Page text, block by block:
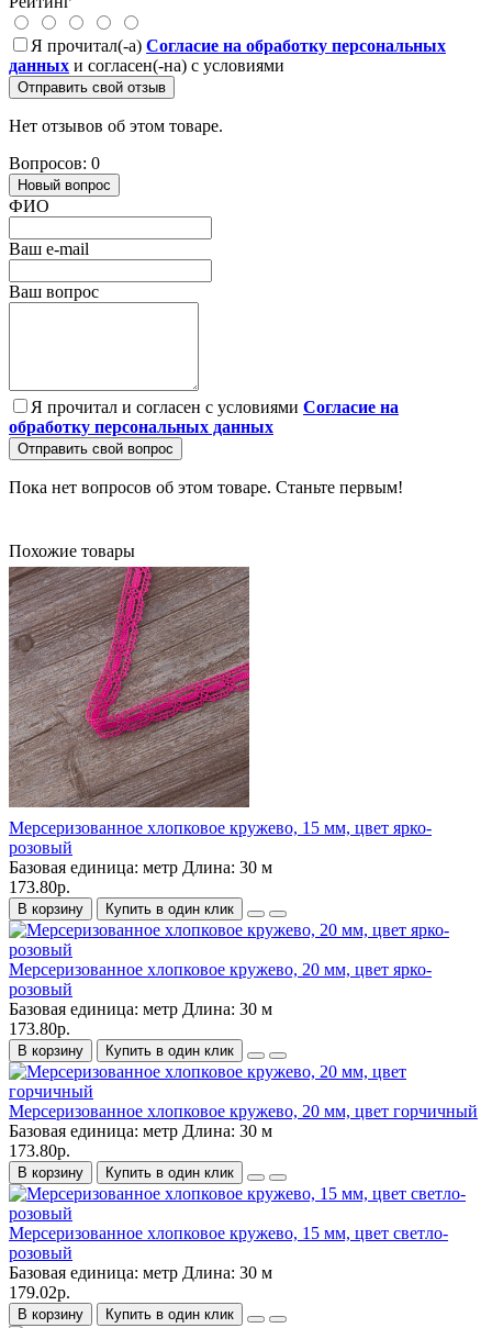
Я прочитал(-а) Согласие на обработку персональных
данных и согласен(-на) с условиями
Отправить свой отзыв
Нет отзывов об этом товаре.
Вопросов: 0
Новый вопрос
ФИО
Ваш e-mail
Ваш вопрос
Я прочитал и согласен с условиями Согласие на
обработку персональных данных
Отправить свой вопрос
Пока нет вопросов об этом товаре. Станьте первым!
Похожие товары
Мерсеризованное хлопковое кружево, 15 мм, цвет ярко-
розовый
Базовая единица: метр Длина: 30 м
173.80р.
В корзину Купить в один клик
Мерсеризованное хлопковое кружево, 20 мм, цвет ярко-
розовый
Базовая единица: метр Длина: 30 м
173.80р.
В корзину Купить в один клик
Мерсеризованное хлопковое кружево, 20 мм, цвет горчичный
Базовая единица: метр Длина: 30 м
173.80р.
В корзину Купить в один клик
Мерсеризованное хлопковое кружево, 15 мм, цвет светло-
розовый
Базовая единица: метр Длина: 30 м
179.02р.
В корзину Купить в один клик